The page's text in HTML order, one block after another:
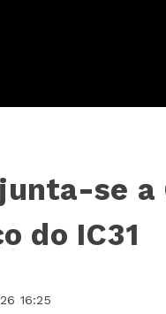
se a
do IC31
16:25